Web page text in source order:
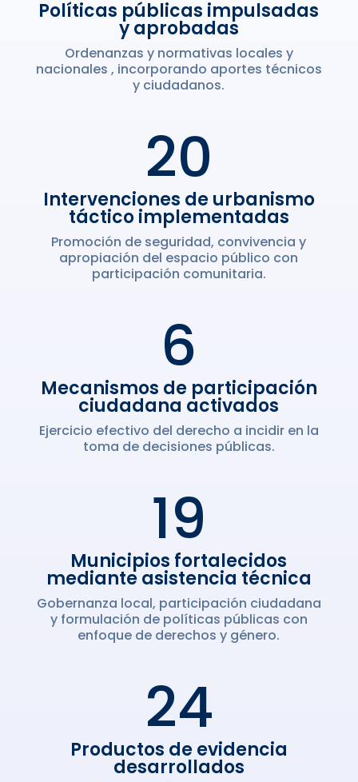
Políticas públicas impulsadas
y aprobadas
Ordenanzas y normativas locales y
nacionales , incorporando aportes técnicos
y ciudadanos.
20
Intervenciones de urbanismo
táctico implementadas
Promoción de seguridad, convivencia y
apropiación del espacio público con
participación comunitaria.
6
Mecanismos de participación
ciudadana activados
Ejercicio efectivo del derecho a incidir en la
toma de decisiones públicas.
19
Municipios fortalecidos
mediante asistencia técnica
Gobernanza local, participación ciudadana
y formulación de políticas públicas con
enfoque de derechos y género.
24
Productos de evidencia
desarrollados